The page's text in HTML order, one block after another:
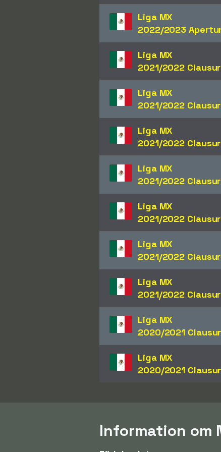
Liga MX
2022/2023
Liga MX
2021/2022
Liga MX
2021/2022
Liga MX
2021/2022
Liga MX
2021/2022
Liga MX
2021/2022
Liga MX
2021/2022
Liga MX
2021/2022
Liga MX
2020/2021
Liga MX
2020/2021
Information om